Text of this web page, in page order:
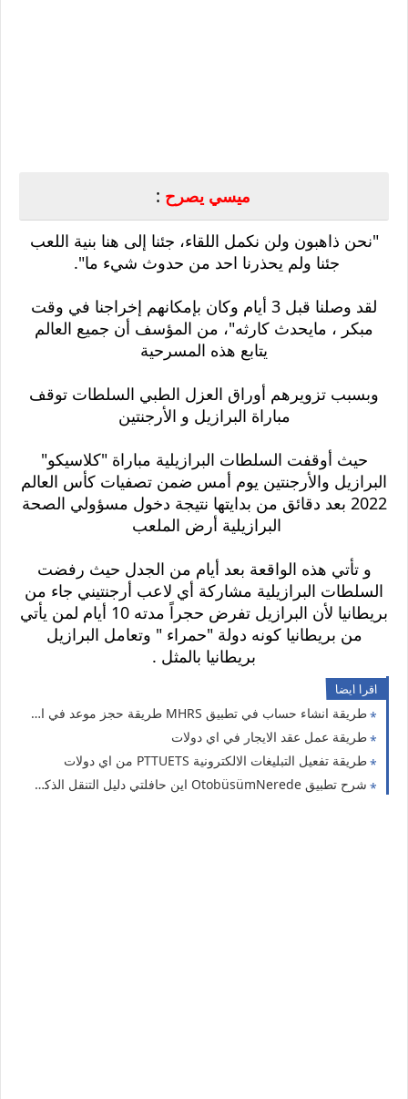
ميسي يصرح :
‏"نحن ذاهبون ولن نكمل اللقاء، جئنا إلى هنا بنية اللعب
جئنا ولم يحذرنا احد من حدوث شيء ما".
‏لقد وصلنا قبل 3 أيام وكان بإمكانهم إخراجنا في وقت
مبكر ، مايحدث كارثه"، من المؤسف أن جميع العالم
يتابع هذه المسرحية
وبسبب تزويرهم أوراق العزل الطبي السلطات توقف
مباراة البرازيل و الأرجنتين
حيث أوقفت السلطات البرازيلية مباراة "كلاسيكو"
البرازيل والأرجنتين يوم أمس ضمن تصفيات كأس العالم
2022 بعد دقائق من بدايتها نتيجة دخول مسؤولي الصحة
البرازيلية أرض الملعب
و تأتي هذه الواقعة بعد أيام من الجدل حيث رفضت
السلطات البرازيلية مشاركة أي لاعب أرجنتيني جاء من
بريطانيا لأن البرازيل تفرض حجراً مدته 10 أيام لمن يأتي
من بريطانيا كونه دولة "حمراء " وتعامل البرازيل
بريطانيا بالمثل .
اقرا ايضا
طريقة انشاء حساب في تطبيق MHRS طريقة حجز موعد في المشافي التركية
طريقة عمل عقد الايجار في اي دولات
طريقة تفعيل التبليغات الالكترونية PTTUETS من اي دولات
شرح تطبيق OtobüsümNerede اين حافلتي دليل التنقل الذكي في اسطنبول